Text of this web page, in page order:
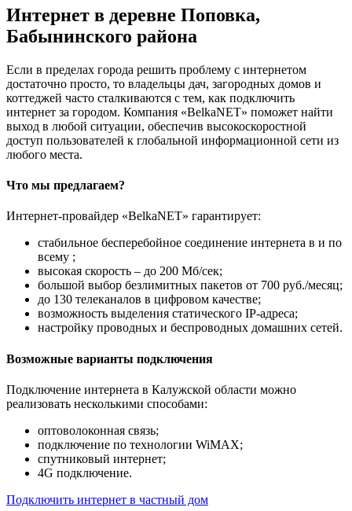
Интернет в деревне Поповка,
Бабынинского района
Если в пределах города решить проблему с интернетом
достаточно просто, то владельцы дач, загородных домов и
коттеджей часто сталкиваются с тем, как подключить
интернет за городом. Компания «BelkaNET» поможет найти
выход в любой ситуации, обеспечив высокоскоростной
доступ пользователей к глобальной информационной сети из
любого места.
Что мы предлагаем?
Интернет-провайдер «BelkaNET» гарантирует:
стабильное бесперебойное соединение интернета в и по
всему ;
высокая скорость – до 200 Мб/сек;
большой выбор безлимитных пакетов от 700 руб./месяц;
до 130 телеканалов в цифровом качестве;
возможность выделения статического IP-адреса;
настройку проводных и беспроводных домашних сетей.
Возможные варианты подключения
Подключение интернета в Калужской области можно
реализовать несколькими способами:
оптоволоконная связь;
подключение по технологии WiMAX;
спутниковый интернет;
4G подключение.
Подключить интернет в частный дом